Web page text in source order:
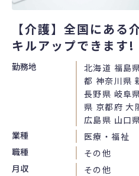
【介護】全国にある
キルアップできます!
勤務地
北海道 福島
都 神奈川県
長野県 岐阜
県 京都府 大
広島県 山口
業種
医療・福祉
職種
その他
月収
その他